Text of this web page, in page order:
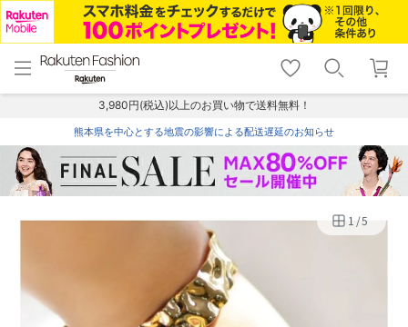
menu home
トップ
shopping_cart lock_outline
ログイン
3,980円(税込)以上のお買い物で送料無料！
熊本県を中心とする地震の影響による配送遅延のお知らせ
1/5